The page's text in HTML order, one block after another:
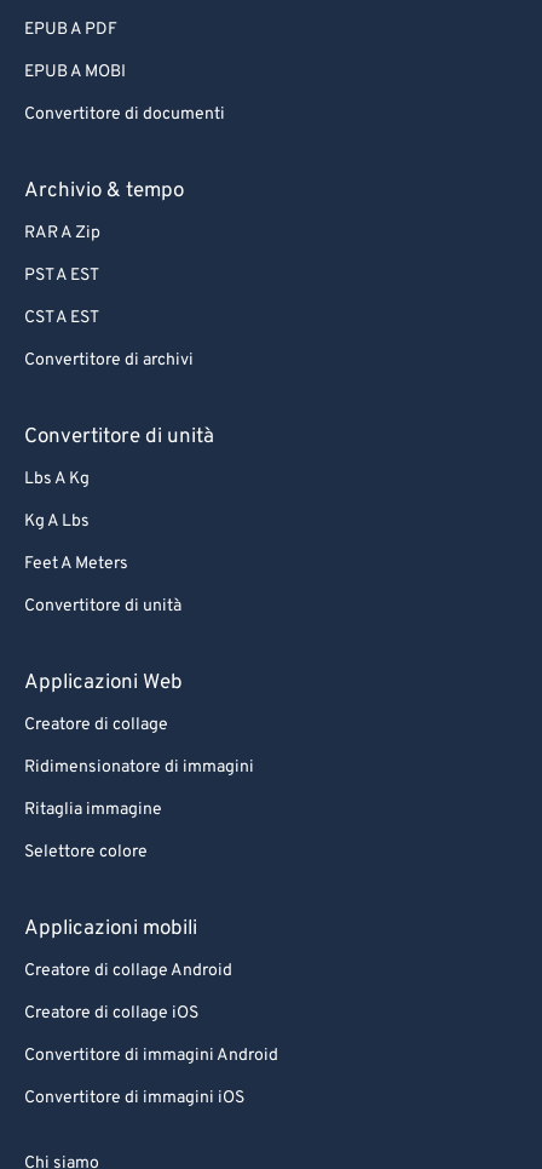
EPUB A PDF
EPUB A MOBI
Convertitore di documenti
Archivio & tempo
RAR A Zip
PST A EST
CST A EST
Convertitore di archivi
Convertitore di unità
Lbs A Kg
Kg A Lbs
Feet A Meters
Convertitore di unità
Applicazioni Web
Creatore di collage
Ridimensionatore di immagini
Ritaglia immagine
Selettore colore
Applicazioni mobili
Creatore di collage Android
Creatore di collage iOS
Convertitore di immagini Android
Convertitore di immagini iOS
Chi siamo